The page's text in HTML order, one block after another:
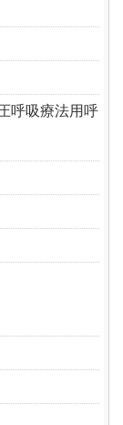
呼吸療法用呼